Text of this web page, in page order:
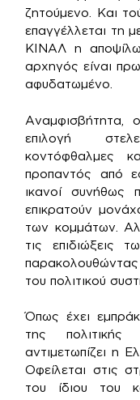
ζητούμενο. Και
επαγγέλλεται τη
ΚΙΝΑΛ η
αρχηγός είναι
αφυδατωμένο.
Αναμφισβήτητα,
επιλογή
κοντόφθαλμες
προπαντός από
ικανοί συνήθως
επικρατούν
των κομμάτων.
τις επιδιώξεις
του πολιτικού
Όπως έχει
της πολιτικής
αντιμετωπίζει η
Οφείλεται στις
του ίδιου του